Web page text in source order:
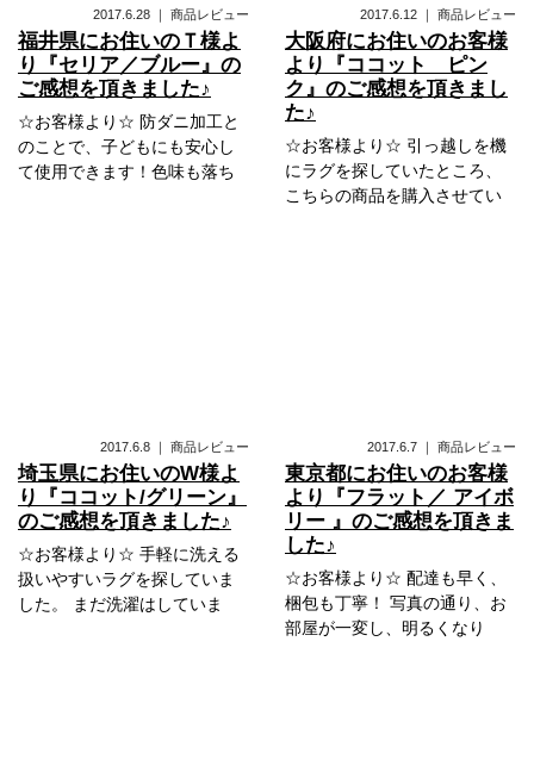
2017.6.28 ｜ 商品レビュー
福井県にお住いのＴ様よ
り『セリア／ブルー』の
ご感想を頂きました♪
☆お客様より☆ 防ダニ加工と
のことで、子どもにも安心し
て使用できます！色味も落ち
2017.6.12 ｜ 商品レビュー
大阪府にお住いのお客様
より『ココット ピン
ク』のご感想を頂きまし
た♪
☆お客様より☆ 引っ越しを機
にラグを探していたところ、
こちらの商品を購入させてい
2017.6.8 ｜ 商品レビュー
埼玉県にお住いのW様よ
り『ココット/グリーン』
のご感想を頂きました♪
☆お客様より☆ 手軽に洗える
扱いやすいラグを探していま
した。 まだ洗濯はしていま
2017.6.7 ｜ 商品レビュー
東京都にお住いのお客様
より『フラット／ アイボ
リー 』のご感想を頂きま
した♪
☆お客様より☆ 配達も早く、
梱包も丁寧！ 写真の通り、お
部屋が一変し、明るくなり